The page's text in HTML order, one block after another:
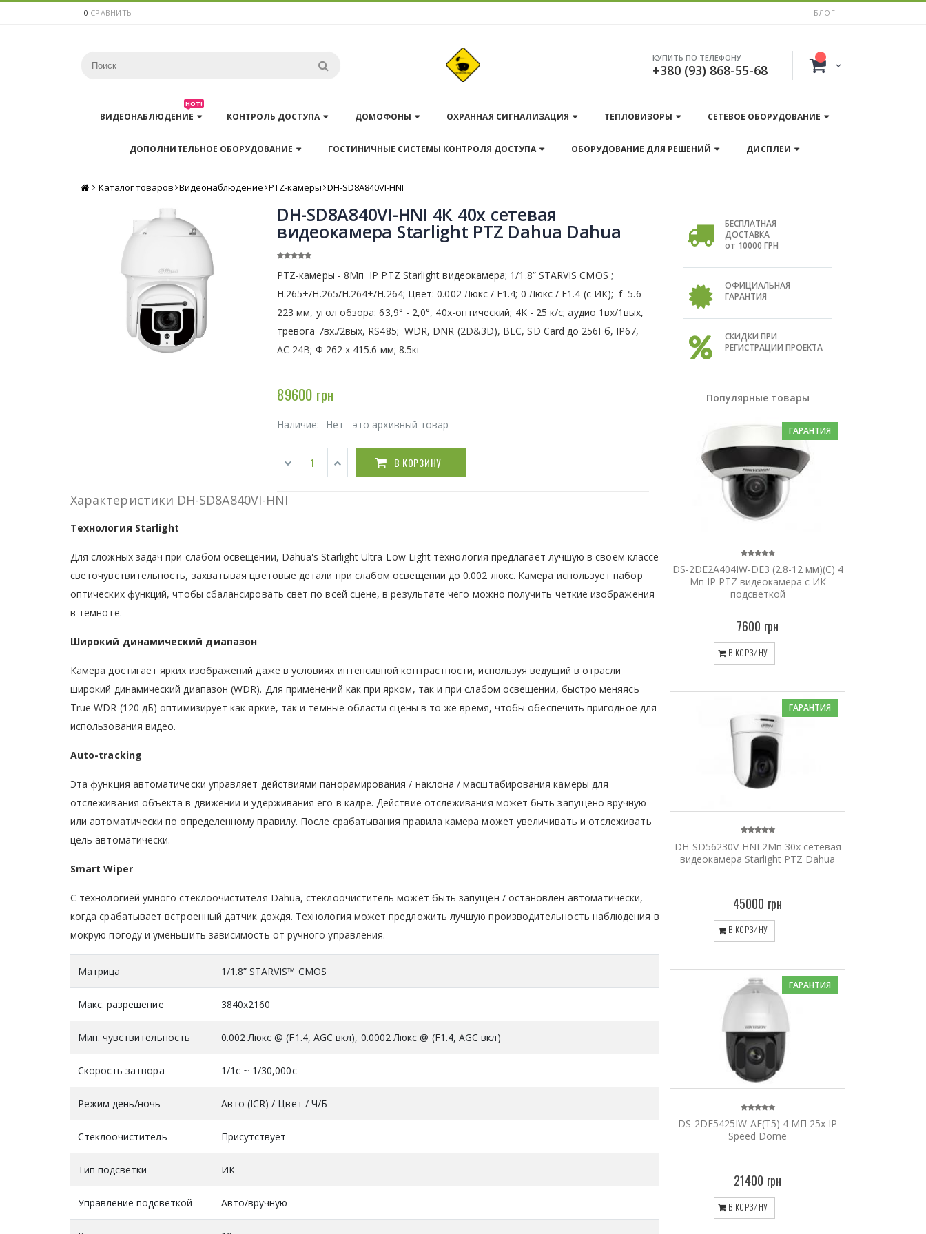
0 СРАВНИТЬ БЛОГ
КУПИТЬ ПО ТЕЛЕФОНУ
+380 (93) 868-55-68
ВИДЕОНАБЛЮДЕНИЕ
HOT!
КОНТРОЛЬ ДОСТУПА ДОМОФОНЫ ОХРАННАЯ СИГНАЛИЗАЦИЯ ТЕПЛОВИЗОРЫ СЕТЕВОЕ ОБОРУДОВАНИЕ
ДОПОЛНИТЕЛЬНОЕ ОБОРУДОВАНИЕ ГОСТИНИЧНЫЕ СИСТЕМЫ КОНТРОЛЯ ДОСТУПА ОБОРУДОВАНИЕ ДЛЯ РЕШЕНИЙ ДИСПЛЕИ
Главная
Каталог товаров Видеонаблюдение PTZ-камеры DH-SD8A840VI-HNI
DH-SD8A840VI-HNI 4К 40x сетевая
видеокамера Starlight PTZ Dahua Dahua
PTZ-камеры - 8Мп IP PTZ Starlight видеокамера; 1/1.8” STARVIS CMOS ;
H.265+/H.265/H.264+/H.264; Цвет: 0.002 Люкс / F1.4; 0 Люкс / F1.4 (с ИК); f=5.6-
223 мм, угол обзора: 63,9° - 2,0°, 40x-оптический; 4K - 25 к/с; аудио 1вх/1вых,
тревога 7вх./2вых, RS485; WDR, DNR (2D&3D), BLC, SD Card до 256Гб, IP67,
AC 24В; Ф 262 x 415.6 мм; 8.5кг
89600 грн
Наличие: Нет - это архивный товар
В КОРЗИНУ
Характеристики DH-SD8A840VI-HNI
Технология Starlight
Для сложных задач при слабом освещении, Dahua's Starlight Ultra-Low Light технология предлагает лучшую в своем классе
светочувствительность, захватывая цветовые детали при слабом освещении до 0.002 люкс. Камера использует набор
оптических функций, чтобы сбалансировать свет по всей сцене, в результате чего можно получить четкие изображения
в темноте.
Широкий динамический диапазон
Камера достигает ярких изображений даже в условиях интенсивной контрастности, используя ведущий в отрасли
широкий динамический диапазон (WDR). Для применений как при ярком, так и при слабом освещении, быстро меняясь
True WDR (120 дБ) оптимизирует как яркие, так и темные области сцены в то же время, чтобы обеспечить пригодное для
использования видео.
Auto-tracking
Эта функция автоматически управляет действиями панорамирования / наклона / масштабирования камеры для
отслеживания объекта в движении и удерживания его в кадре. Действие отслеживания может быть запущено вручную
или автоматически по определенному правилу. После срабатывания правила камера может увеличивать и отслеживать
цель автоматически.
Smart Wiper
С технологией умного стеклоочистителя Dahua, стеклоочиститель может быть запущен / остановлен автоматически,
когда срабатывает встроенный датчик дождя. Технология может предложить лучшую производительность наблюдения в
мокрую погоду и уменьшить зависимость от ручного управления.
Матрица 1/1.8” STARVIS™ CMOS
Макс. разрешение 3840x2160
Мин. чувствительность 0.002 Люкс @ (F1.4, AGC вкл), 0.0002 Люкс @ (F1.4, AGC вкл)
Скорость затвора 1/1с ~ 1/30,000с
Режим день/ночь Авто (ICR) / Цвет / Ч/Б
Стеклоочиститель Присутствует
Тип подсветки ИК
Управление подсветкой Авто/вручную
БЕСПЛАТНАЯ
ДОСТАВКА
от 10000 ГРН
ОФИЦИАЛЬНАЯ
ГАРАНТИЯ
СКИДКИ ПРИ
РЕГИСТРАЦИИ ПРОЕКТА
Популярные товары
ГАРАНТИЯ
DS-2DE2A404IW-DE3 (2.8-12 мм)(C) 4
Мп IP PTZ видеокамера с ИК
подсветкой
7600 грн
В КОРЗИНУ
ГАРАНТИЯ
DH-SD56230V-HNI 2Мп 30x сетевая
видеокамера Starlight PTZ Dahua
45000 грн
В КОРЗИНУ
ГАРАНТИЯ
DS-2DE5425IW-AE(T5) 4 МП 25х IP
Speed Dome
21400 грн
В КОРЗИНУ